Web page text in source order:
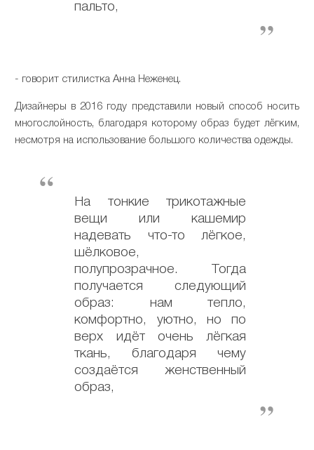
пальто,
- говорит стилистка Анна Неженец.
Дизайнеры в 2016 году представили новый способ носить
многослойность, благодаря которому образ будет лёгким,
несмотря на использование большого количества одежды.
На тонкие трикотажные
вещи или кашемир
надевать что-то лёгкое,
шёлковое,
полупрозрачное. Тогда
получается следующий
образ: нам тепло,
комфортно, уютно, но по
верх идёт очень лёгкая
ткань, благодаря чему
создаётся женственный
образ,